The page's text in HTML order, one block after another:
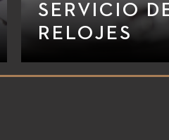
SERVICIO
RELOJES